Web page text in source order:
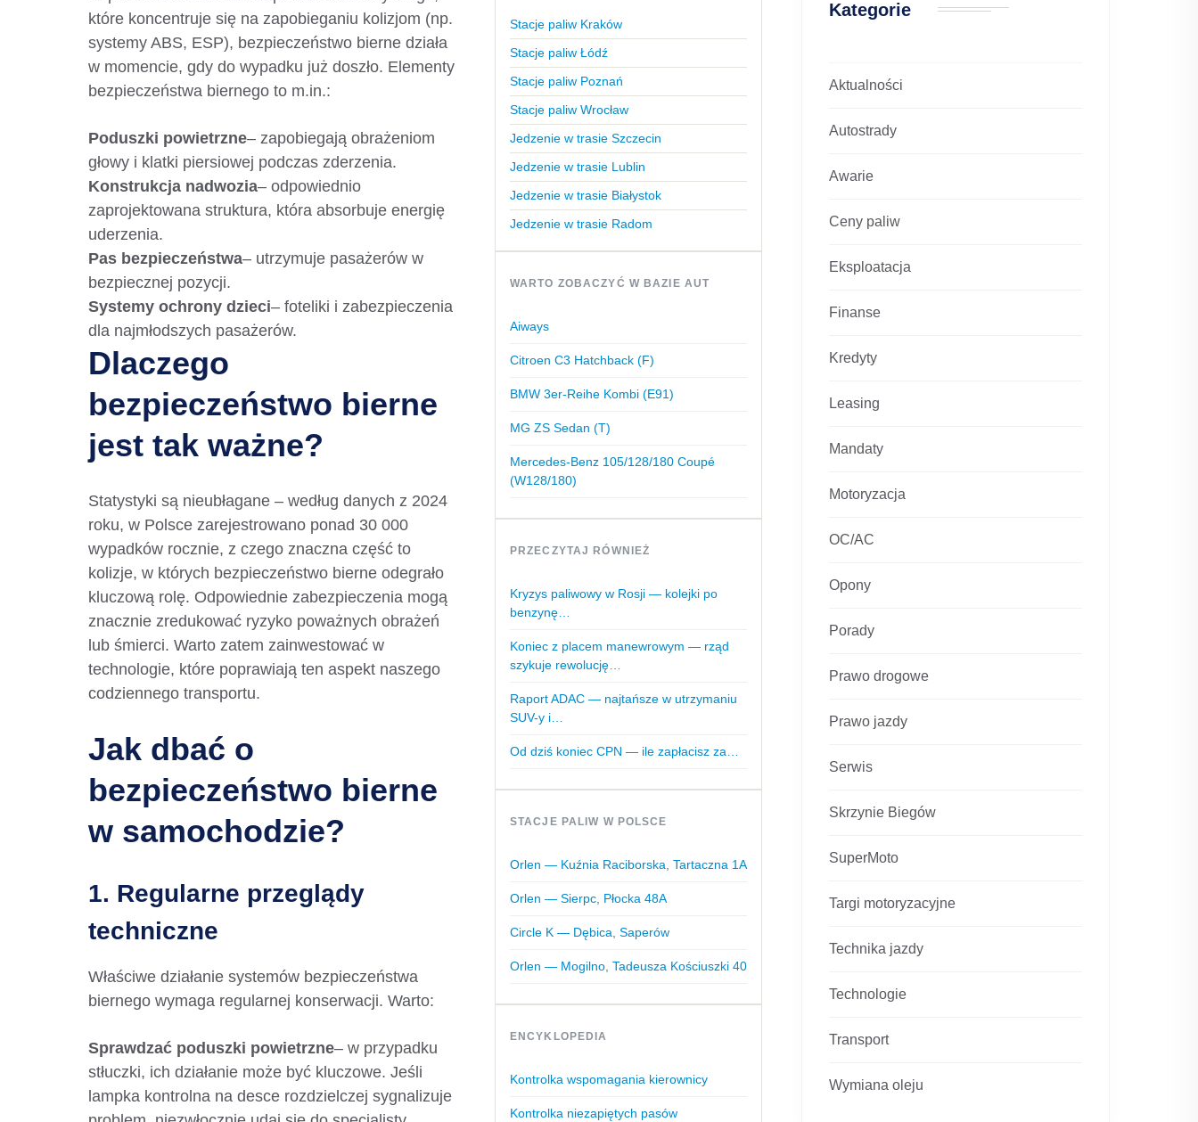
które koncentruje się na zapobieganiu kolizjom (np.
systemy ABS, ESP), bezpieczeństwo bierne działa
w momencie, gdy do wypadku już doszło. Elementy
bezpieczeństwa biernego to m.in.:
Poduszki powietrzne– zapobiegają obrażeniom
głowy i klatki piersiowej podczas zderzenia.
Konstrukcja nadwozia– odpowiednio
zaprojektowana struktura, która absorbuje energię
uderzenia.
Pas bezpieczeństwa– utrzymuje pasażerów w
bezpiecznej pozycji.
Systemy ochrony dzieci– foteliki i zabezpieczenia
dla najmłodszych pasażerów.
Dlaczego
bezpieczeństwo bierne
jest tak ważne?
Statystyki są nieubłagane – według danych z 2024
roku, w Polsce zarejestrowano ponad 30 000
wypadków rocznie, z czego znaczna część to
kolizje, w których bezpieczeństwo bierne odegrało
kluczową rolę. Odpowiednie zabezpieczenia mogą
znacznie zredukować ryzyko poważnych obrażeń
lub śmierci. Warto zatem zainwestować w
technologie, które poprawiają ten aspekt naszego
codziennego transportu.
Jak dbać o
bezpieczeństwo bierne
w samochodzie?
1. Regularne przeglądy
techniczne
Właściwe działanie systemów bezpieczeństwa
biernego wymaga regularnej konserwacji. Warto:
Sprawdzać poduszki powietrzne– w przypadku
stłuczki, ich działanie może być kluczowe. Jeśli
lampka kontrolna na desce rozdzielczej sygnalizuje
Stacje paliw Kraków
Stacje paliw Łódź
Stacje paliw Poznań
Stacje paliw Wrocław
Jedzenie w trasie Szczecin
Jedzenie w trasie Lublin
Jedzenie w trasie Białystok
Jedzenie w trasie Radom
WARTO ZOBACZYĆ W BAZIE AUT
Aiways
Citroen C3 Hatchback (F)
BMW 3er-Reihe Kombi (E91)
MG ZS Sedan (T)
Mercedes-Benz 105/128/180 Coupé
(W128/180)
PRZECZYTAJ RÓWNIEŻ
Kryzys paliwowy w Rosji — kolejki po
benzynę…
Koniec z placem manewrowym — rząd
szykuje rewolucję…
Raport ADAC — najtańsze w utrzymaniu
SUV-y i…
Od dziś koniec CPN — ile zapłacisz za…
STACJE PALIW W POLSCE
Orlen — Kuźnia Raciborska, Tartaczna 1A
Orlen — Sierpc, Płocka 48A
Circle K — Dębica, Saperów
Orlen — Mogilno, Tadeusza Kościuszki 40
ENCYKLOPEDIA
Kontrolka wspomagania kierownicy
Kontrolka niezapiętych pasów
Kategorie
Aktualności
Autostrady
Awarie
Ceny paliw
Eksploatacja
Finanse
Kredyty
Leasing
Mandaty
Motoryzacja
OC/AC
Opony
Porady
Prawo drogowe
Prawo jazdy
Serwis
Skrzynie Biegów
SuperMoto
Targi motoryzacyjne
Technika jazdy
Technologie
Transport
Wymiana oleju